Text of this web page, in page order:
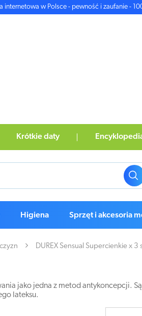
internetowa w Polsce - pewność i zaufanie -
Krótkie daty
Higiena Sprzęt i akcesoria
DUREX Sensual Supercienkie x 3
jako jedna z metod antykoncepcji.
lateksu.